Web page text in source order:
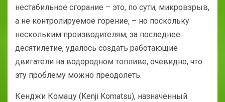
нестабильное сгорание – это, по сути, микровзрыв,
а не контролируемое горение, – но поскольку
нескольким производителям, за последнее
десятилетие, удалось создать работающие
двигатели на водородном топливе, очевидно, что
эту проблему можно преодолеть.
Кенджи Комацу (Kenji Komatsu), назначенный